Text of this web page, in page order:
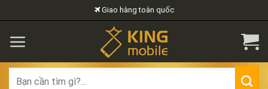
to
content
Giao hàng toàn quốc
for: